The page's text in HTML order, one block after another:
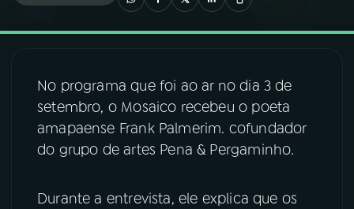
03PROGRAMAÇÃO
04 PROGRAMAS
PODCASTS
VIDEOCASTS
No programa que foi ao ar no dia 3 de
setembro, o Mosaico recebeu o poeta
amapaense Frank Palmerim. cofundador
do grupo de artes Pena & Pergaminho.
Durante a entrevista, ele explica que os